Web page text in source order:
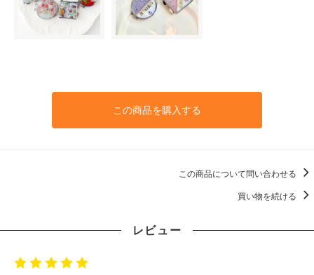
この商品を購入する
この商品について問い合わせる
買い物を続ける
レビュー